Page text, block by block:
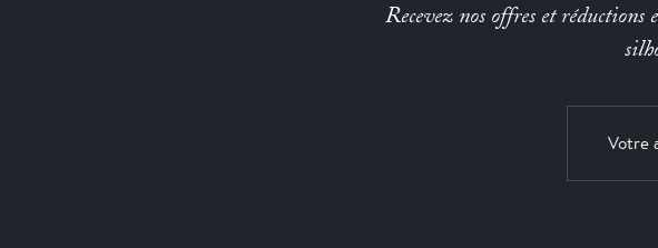
Recevez nos offres et